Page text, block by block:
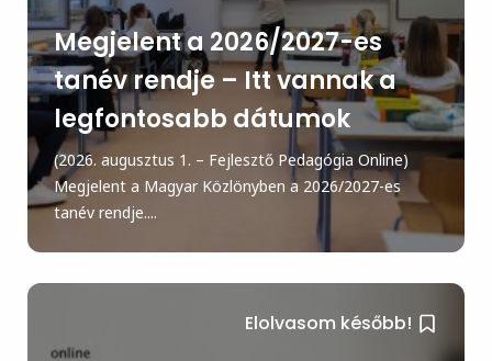
Megjelent a 2026/2027-es
tanév rendje – Itt vannak a
legfontosabb dátumok
(2026. augusztus 1. – Fejlesztő Pedagógia Online)
Megjelent a Magyar Közlönyben a 2026/2027-es
tanév rendje....
Elolvasom később!